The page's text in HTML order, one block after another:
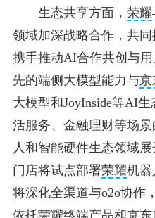
生态共享方面， 荣耀
领域加深战略合作，共
携手推动AI合作共创与
先的端侧大模型能力与京
大模型和JoyInside等AI
活服务、金融理财等场
人和智能硬件生态领域展
门店将试点部署荣耀机器
将深化全渠道与o2o协作